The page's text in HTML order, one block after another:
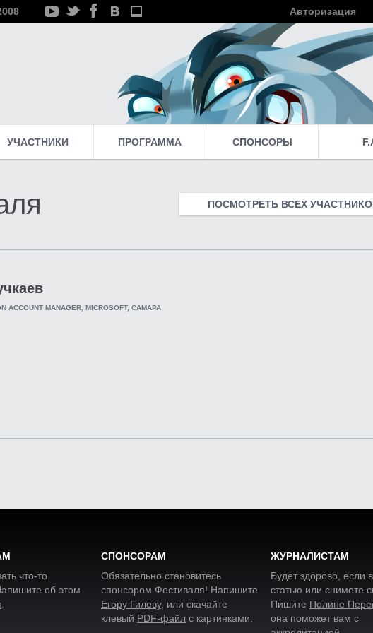
Авторизация
Войти
УЧАСТНИКИ ПРОГРАММА СПОНСОРЫ
ACCOUNT MANAGER, MICROSOFT, САМАРА
ПОСМОТРЕТЬ ВСЕХ
что-то
об этом
СПОНСОРАМ
Обязательно становитесь
спонсором Фестиваля! Напишите
Егору Гилеву, или скачайте
клевый PDF-файл с картинками
ЖУРНАЛИСТАМ
Будет здорово, если
статью или снимете
Пишите Полине
она поможет вам с